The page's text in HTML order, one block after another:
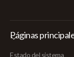
Páginas
Estado del sistema